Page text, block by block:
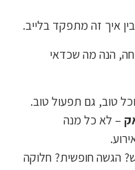
איך זה מתפקד בלייב.
הנה מה שכדאי
טוב, גם תפעול טוב.
– לא כל מנה
הגשה חופשית? חלוקה